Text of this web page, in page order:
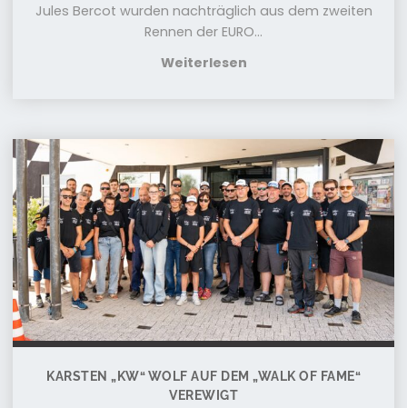
Jules Bercot wurden nachträglich aus dem zweiten
Rennen der EURO...
Weiterlesen
KARSTEN „KW“ WOLF AUF DEM „WALK OF FAME“
VEREWIGT